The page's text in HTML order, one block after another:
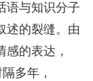
语与知识分子
述的裂缝。由
的表达，
多年，